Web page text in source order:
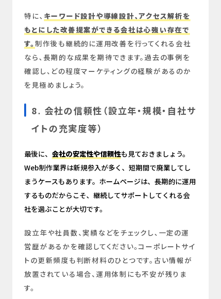
特に、 キーワード設計や導線設計、アクセス解析を
もとにした改善提案ができる会社は心強い存在で
す。 制作後も継続的に運用改善を行ってくれる会社
なら、長期的な成果を期待できます。過去の事例を
確認し、どの程度マーケティングの経験があるのか
を見極めましょう。
8. 会社の信頼性（設立年・規模・自社サ
イトの充実度等）
最後に、会社の安定性や信頼性も見ておきましょう。
Web制作業界は新規参入が多く、短期間で廃業してし
まうケースもあります。ホームページは、長期的に運用
するものだからこそ、継続してサポートしてくれる会
社を選ぶことが大切です。
設立年や社員数、実績などをチェックし、一定の運
営歴があるかを確認してください。コーポレートサイ
トの更新頻度も判断材料のひとつです。古い情報が
放置されている場合、運用体制にも不安が残りま
す。